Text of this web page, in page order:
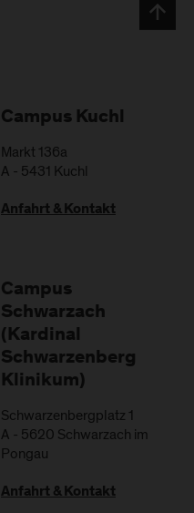
Campus Kuchl
Markt 136a
A - 5431 Kuchl
Anfahrt & Kontakt
Campus
Schwarzach
(Kardinal
Schwarzenberg
Klinikum)
Schwarzenbergplatz 1
A - 5620 Schwarzach im
Pongau
Anfahrt & Kontakt